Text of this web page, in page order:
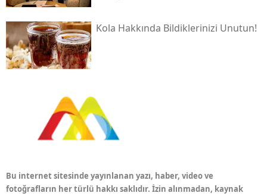
Kola Hakkında Bildiklerinizi Unutun!
Bu internet sitesinde yayınlanan yazı, haber, video ve
fotoğrafların her türlü hakkı saklıdır. İzin alınmadan, kaynak